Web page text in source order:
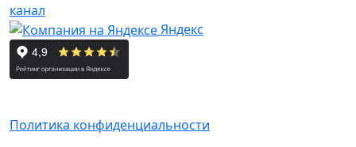
канал
Яндекс
Политика конфиденциальности